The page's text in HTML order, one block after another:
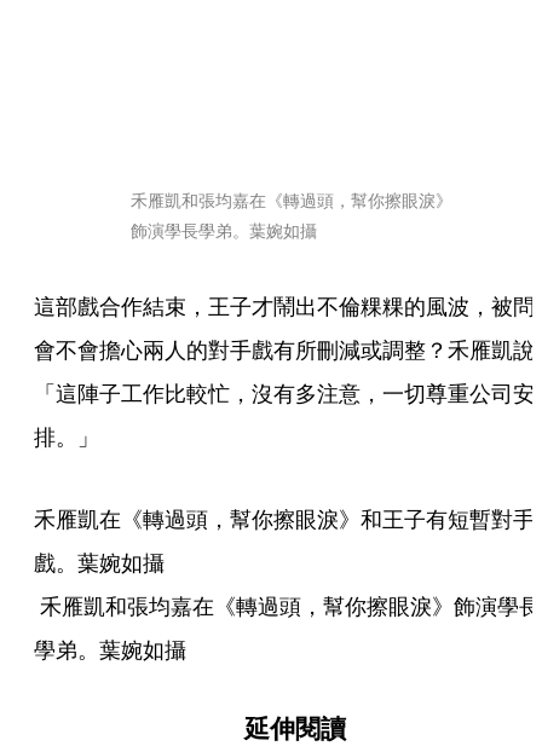
禾雁凱和張均嘉在《轉過頭，幫你擦眼淚》
飾演學長學弟。葉婉如攝
這部戲合作結束，王子才鬧出不倫粿粿的風波，被問
會不會擔心兩人的對手戲有所刪減或調整？禾雁凱說
「這陣子工作比較忙，沒有多注意，一切尊重公司安
排。」
禾雁凱在《轉過頭，幫你擦眼淚》和王子有短暫對手
戲。葉婉如攝
學弟。葉婉如攝
延伸閱讀